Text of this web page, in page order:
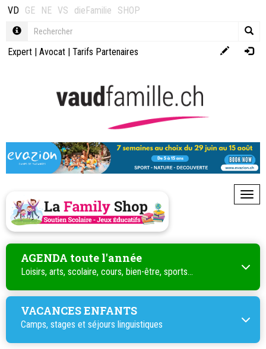
VD GE NE VS dieFamilie SHOP
Expert | Avocat | Tarifs Partenaires
AGENDA toute l'année
Loisirs, arts, scolaire, cours, bien-être, sports...
VACANCES ENFANTS
Camps, stages et séjours linguistiques